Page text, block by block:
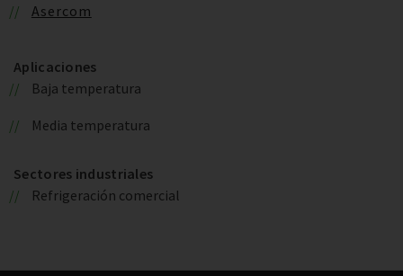
Asercom
Aplicaciones
Baja temperatura
Media temperatura
Sectores industriales
Refrigeración comercial